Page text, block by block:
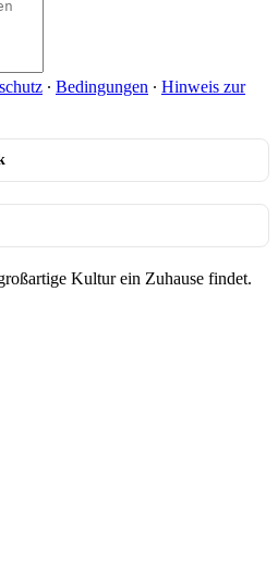
∙ Bedingungen ∙ Hinweis zur
Kultur ein Zuhause findet.